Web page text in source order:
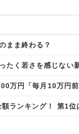
まま終わる？
たく若さを感じない
万円「毎月10万円
ランキング！ 第1位